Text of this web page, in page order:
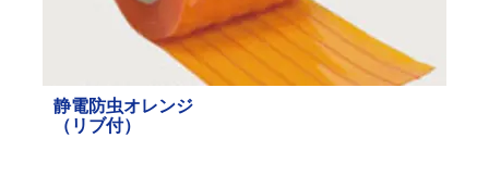
静電防虫オレンジ
（ リブ付）